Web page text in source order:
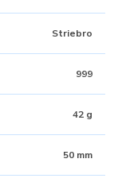
Striebro
999
42 g
50 mm